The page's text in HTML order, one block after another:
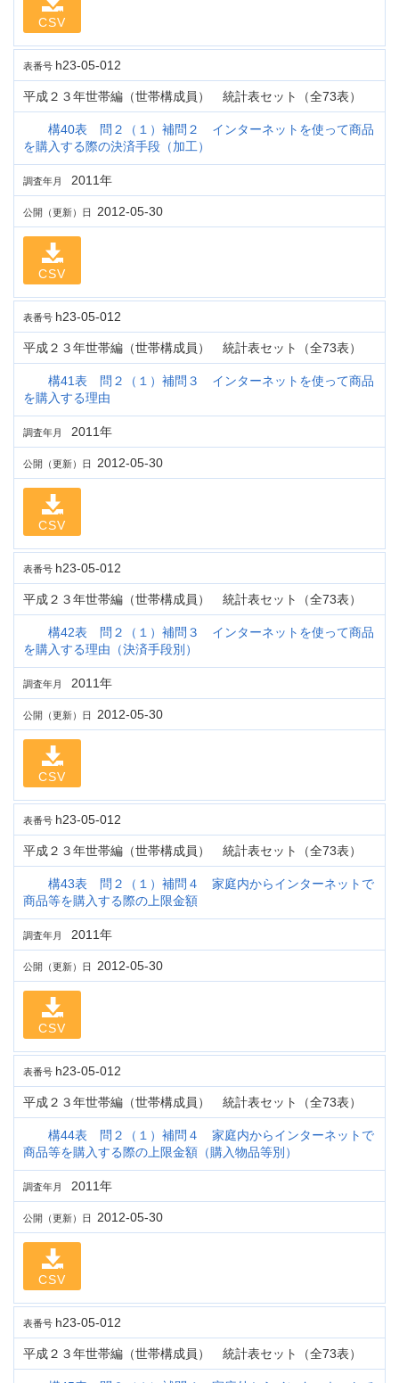
CSV
表番号 h23-05-012
平成２３年世帯編（世帯構成員） 統計表セット（全73表）
構40表 問２（１）補問２ インターネットを使って商品
を購入する際の決済手段（加工）
調査年月 2011年
公開（更新）日 2012-05-30
CSV
表番号 h23-05-012
平成２３年世帯編（世帯構成員） 統計表セット（全73表）
構41表 問２（１）補問３ インターネットを使って商品
を購入する理由
調査年月 2011年
公開（更新）日 2012-05-30
CSV
表番号 h23-05-012
平成２３年世帯編（世帯構成員） 統計表セット（全73表）
構42表 問２（１）補問３ インターネットを使って商品
を購入する理由（決済手段別）
調査年月 2011年
公開（更新）日 2012-05-30
CSV
表番号 h23-05-012
平成２３年世帯編（世帯構成員） 統計表セット（全73表）
構43表 問２（１）補問４ 家庭内からインターネットで
商品等を購入する際の上限金額
調査年月 2011年
公開（更新）日 2012-05-30
CSV
表番号 h23-05-012
平成２３年世帯編（世帯構成員） 統計表セット（全73表）
構44表 問２（１）補問４ 家庭内からインターネットで
商品等を購入する際の上限金額（購入物品等別）
調査年月 2011年
公開（更新）日 2012-05-30
CSV
表番号 h23-05-012
平成２３年世帯編（世帯構成員） 統計表セット（全73表）